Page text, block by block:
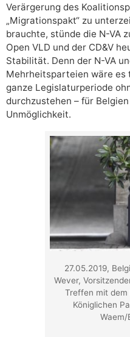
Verärgerung des
„Migrationspakt“ zu
brauchte, stünde die N-VA
Open VLD und der CD&V
Stabilität. Denn der N-VA
Mehrheitsparteien wäre es
ganze Legislaturperiode
durchzustehen – für
Unmöglichkeit.
27.05.2019,
Wever,
Treffen mit dem
Königlichen
Waem/